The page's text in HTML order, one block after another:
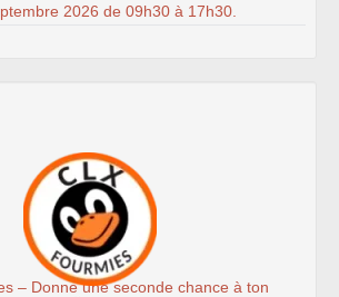
2026 de 09h30 à 17h30.
chance à ton